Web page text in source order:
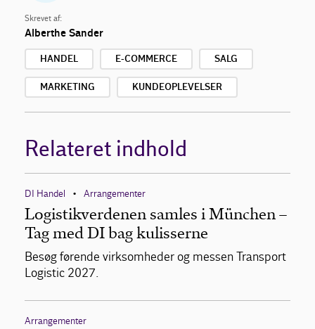
Skrevet af:
Alberthe Sander
HANDEL E-COMMERCE SALG
MARKETING KUNDEOPLEVELSER
Relateret indhold
DI Handel • Arrangementer
Logistikverdenen samles i München –
Tag med DI bag kulisserne
Besøg førende virksomheder og messen Transport
Logistic 2027.
Arrangementer